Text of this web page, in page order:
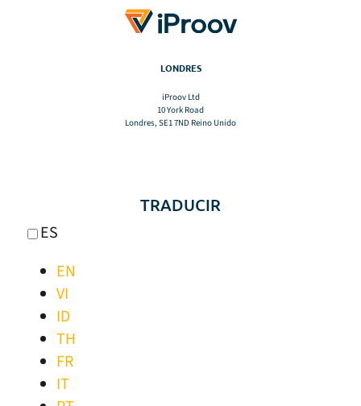
LONDRES
iProov Ltd
10 York Road
Londres, SE1 7ND Reino Unido
TRADUCIR
ES
EN
VI
ID
TH
FR
IT